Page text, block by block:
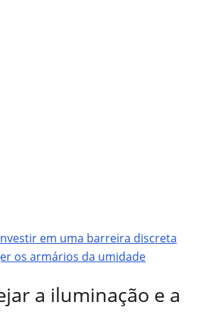
em uma barreira discreta
os armários da umidade
a iluminação e a